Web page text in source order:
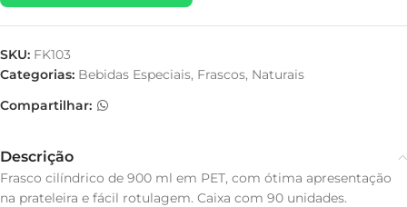
SKU: FK103
Categorias: Bebidas Especiais, Frascos, Naturais
Compartilhar:
Descrição
Frasco cilíndrico de 900 ml em PET, com ótima apresentação
na prateleira e fácil rotulagem. Caixa com 90 unidades.